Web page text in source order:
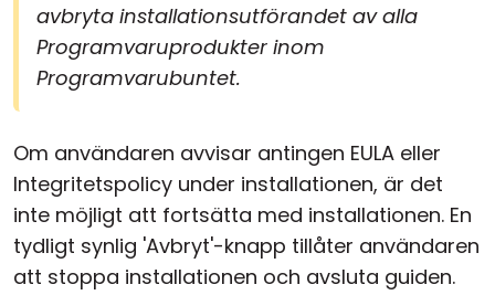
avbryta installationsutförandet av alla
Programvaruprodukter inom
Programvarubuntet.
Om användaren avvisar antingen EULA eller
Integritetspolicy under installationen, är det
inte möjligt att fortsätta med installationen. En
tydligt synlig 'Avbryt'-knapp tillåter användaren
att stoppa installationen och avsluta guiden.